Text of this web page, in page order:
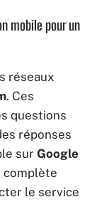
mobile pour un
réseaux
. Ces
questions
réponses
sur Google
le service